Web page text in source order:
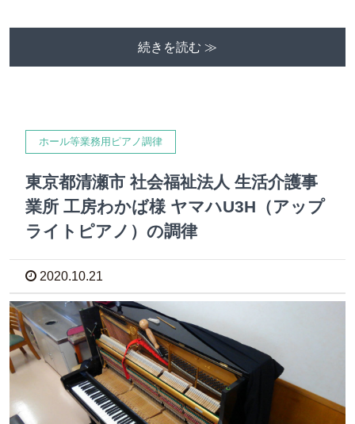
続きを読む ≫
ホール等業務用ピアノ調律
東京都清瀬市 社会福祉法人 生活介護事
業所 工房わかば様 ヤマハU3H（アップ
ライトピアノ）の調律
2020.10.21